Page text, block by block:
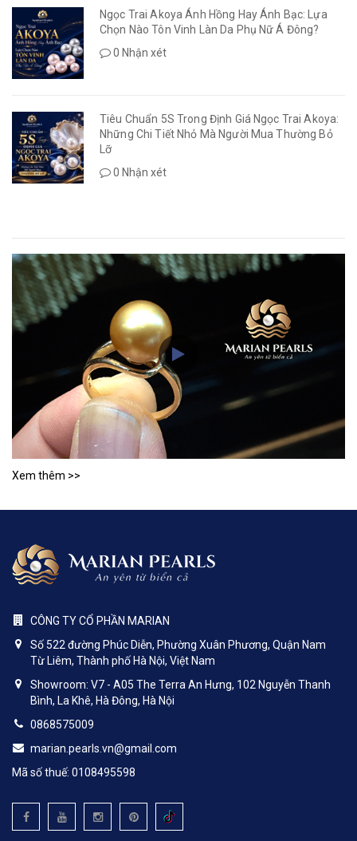
Ngọc Trai Akoya Ánh Hồng Hay Ánh Bạc: Lựa
Chọn Nào Tôn Vinh Làn Da Phụ Nữ Á Đông?
0 Nhận xét
Tiêu Chuẩn 5S Trong Định Giá Ngọc Trai Akoya:
Những Chi Tiết Nhỏ Mà Người Mua Thường Bỏ
Lỡ
0 Nhận xét
Xem thêm >>
CÔNG TY CỔ PHẦN MARIAN
Số 522 đường Phúc Diễn, Phường Xuân Phương, Quận Nam
Từ Liêm, Thành phố Hà Nội, Việt Nam
Showroom: V7 - A05 The Terra An Hưng, 102 Nguyễn Thanh
Bình, La Khê, Hà Đông, Hà Nội
0868575009
marian.pearls.vn@gmail.com
Mã số thuế: 0108495598